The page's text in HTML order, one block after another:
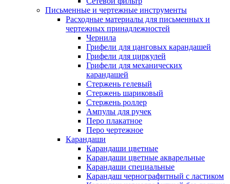
Письменные и чертежные инструменты
Расходные материалы для письменных и
чертежных принадлежностей
Чернила
Грифели для цанговых карандашей
Грифели для циркулей
Грифели для механических
карандашей
Стержень гелевый
Стержень шариковый
Стержень роллер
Ампулы для ручек
Перо плакатное
Перо чертежное
Карандаши
Карандаши цветные
Карандаши цветные акварельные
Карандаши специальные
Карандаш чернографитный с ластиком